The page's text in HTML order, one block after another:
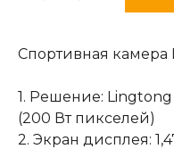
Спортивная камера
1. Решение:
(200 Вт пикселей)
2. Экран дисплея: